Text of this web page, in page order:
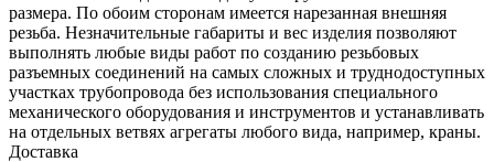
размера. По обоим сторонам имеется нарезанная внешняя
резьба. Незначительные габариты и вес изделия позволяют
выполнять любые виды работ по созданию резьбовых
разъемных соединений на самых сложных и труднодоступных
участках трубопровода без использования специального
механического оборудования и инструментов и устанавливать
на отдельных ветвях агрегаты любого вида, например, краны.
Доставка